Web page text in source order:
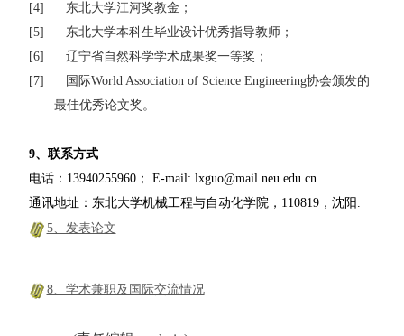
[4]
东北大学江河奖教金；
[5]
东北大学本科生毕业设计优秀指导教师；
[6]
辽宁省自然科学学术成果奖一等奖；
[7]
国际World Association of Science Engineering协会颁发的
最佳优秀论文奖。
9、联系方式
电话： 13940255960；
E-mail: lxguo@mail.neu.edu.cn
通讯地址：东北大学机械工程与自动化学院， 110819，沈阳 .
5、发表论文
8、学术兼职及国际交流情况